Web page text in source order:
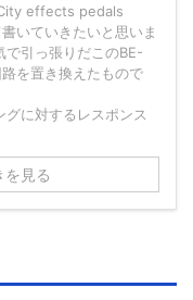
effects pedals
いていきたいと思いま
で引っ張りだこのBE-
を置き換えたもので
に対するレスポンス
を見る